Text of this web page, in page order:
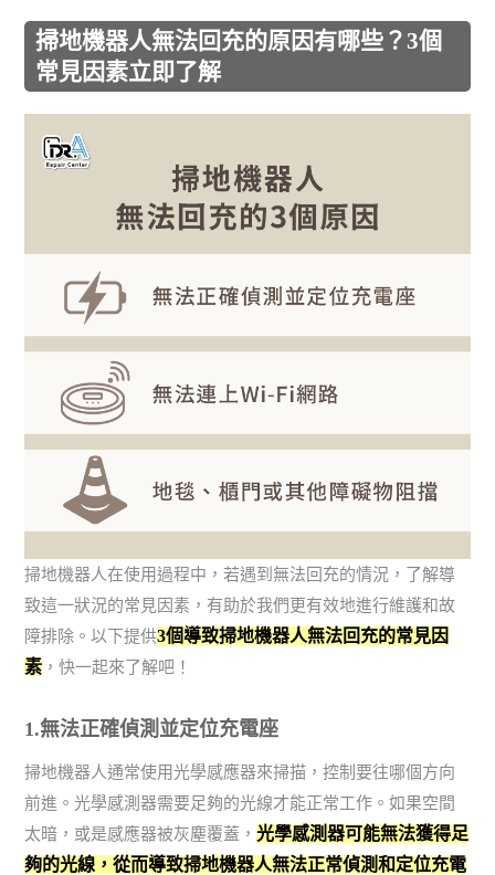
掃地機器人無法回充的原因有哪些？3個
常見因素立即了解
掃地機器人在使用過程中，若遇到無法回充的情況，了解導
致這一狀況的常見因素，有助於我們更有效地進行維護和故
障排除。以下提供3個導致掃地機器人無法回充的常見因
素 ，快一起來了解吧！
1.無法正確偵測並定位充電座
掃地機器人通常使用光學感應器來掃描，控制要往哪個方向
前進。光學感測器需要足夠的光線才能正常工作。如果空間
太暗，或是感應器被灰塵覆蓋，光學感測器可能無法獲得足
夠的光線，從而導致掃地機器人無法正常偵測和定位充電